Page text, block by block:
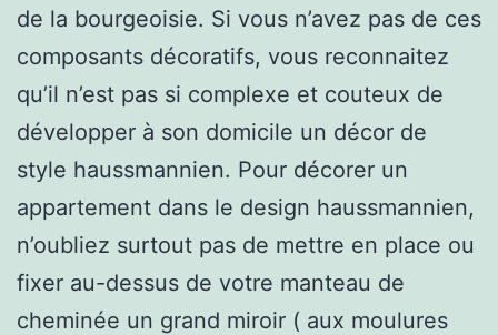
de la bourgeoisie. Si vous n’avez pas de ces
composants décoratifs, vous reconnaitez
qu’il n’est pas si complexe et couteux de
développer à son domicile un décor de
style haussmannien. Pour décorer un
appartement dans le design haussmannien,
n’oubliez surtout pas de mettre en place ou
fixer au-dessus de votre manteau de
cheminée un grand miroir ( aux moulures